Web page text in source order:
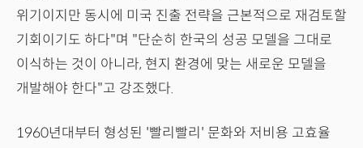
위기이지만 동시에 미국 진출 전략을 근본적으로 재검토할
기회이기도 하다"며 "단순히 한국의 성공 모델을 그대로
이식하는 것이 아니라, 현지 환경에 맞는 새로운 모델을
개발해야 한다"고 강조했다.
1960년대부터 형성된 '빨리빨리' 문화와 저비용 고효율